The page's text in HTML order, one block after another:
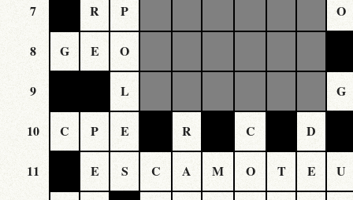
7 R P O
8 G E O
9 L G
10 C P E R C D
11 E S C A M O T E U